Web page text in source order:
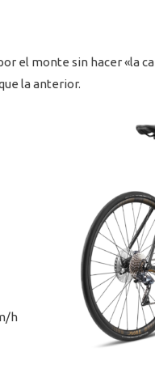
el monte sin hacer «la
la anterior.
h